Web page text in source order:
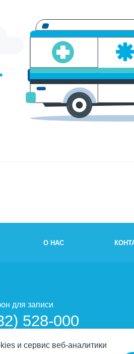
О НАС
для записи
528-000
и сервис веб-аналитики